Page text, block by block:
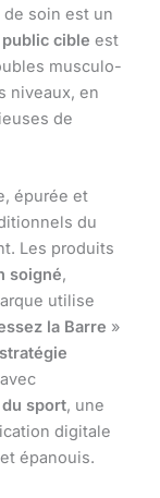
soin est un
public cible est
musculo-
niveaux, en
de
épurée et
du
Les produits
soigné,
utilise
la Barre »
stratégie
sport, une
digitale
épanouis.